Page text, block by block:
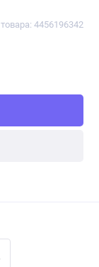
4456196342